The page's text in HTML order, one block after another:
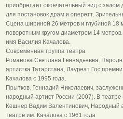
приобретает окончательный вид с
для постановок драм и оперетт.
Сцена шириной 26 метров и глубиной 18
поворотным кругом диаметром 14
имя Василия Качалова.
Современная труппа театра
Романова Светлана Геннадьевна,
артистка Татарстана, Лауреат
Качалова с 1995 года.
Прытков, Геннадий Николаевич,
народный артист России (2007). В театре
Кешнер Вадим Валентинович, Народный
театре им. Качалова с 1961 года